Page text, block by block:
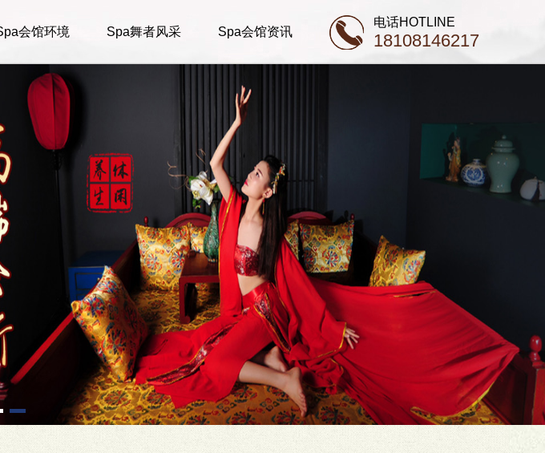
会馆环境 Spa舞者风采 Spa会馆资讯
电话HOTLINE
18108146217